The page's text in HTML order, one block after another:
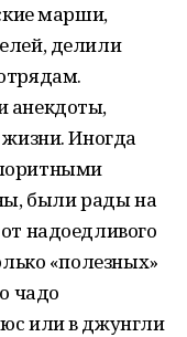
марши,
делили
анекдоты,
жизни. Иногда
были рады на
надоедливого
«полезных»
чадо
или в джунгли